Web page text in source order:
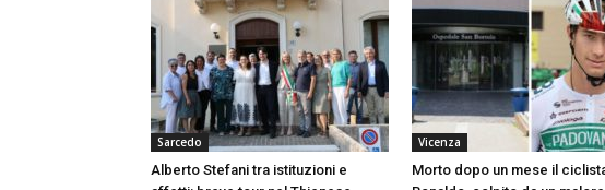
Sarcedo
Alberto Stefani tra istituzioni e
Vicenza
Morto dopo un mese il